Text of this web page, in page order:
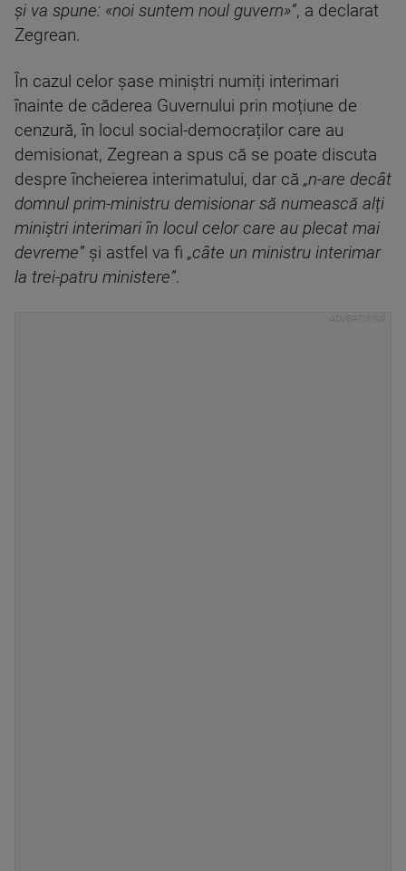
și va spune: «noi suntem noul guvern»”, a declarat
Zegrean.
În cazul celor șase miniștri numiți interimari
înainte de căderea Guvernului prin moțiune de
cenzură, în locul social-democraților care au
demisionat, Zegrean a spus că se poate discuta
despre încheierea interimatului, dar că „n-are decât
domnul prim-ministru demisionar să numească alți
miniștri interimari în locul celor care au plecat mai
devreme” și astfel va fi „câte un ministru interimar
la trei-patru ministere”.